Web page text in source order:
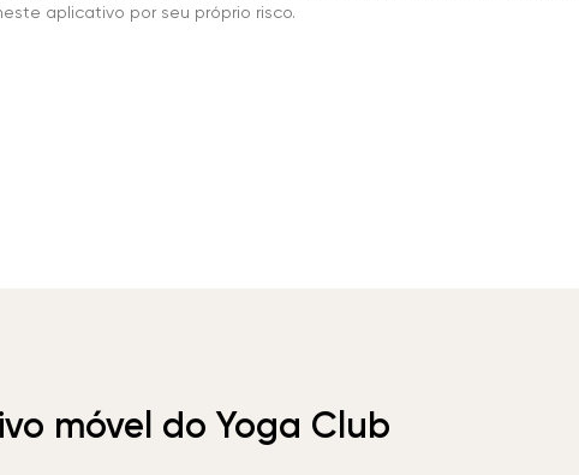
aplicativo por seu próprio risco.
móvel do Yoga Club